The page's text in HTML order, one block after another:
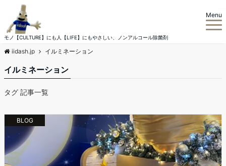
モノ【CULTURE】にも人【LIFE】にもやさしい、ノンアルコール除菌剤
Menu
iidash.jp イルミネーション
イルミネーション
タグ 記事一覧
BLOG